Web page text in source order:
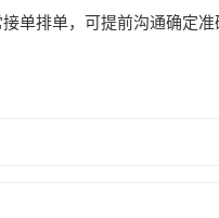
单排单，可提前沟通确定